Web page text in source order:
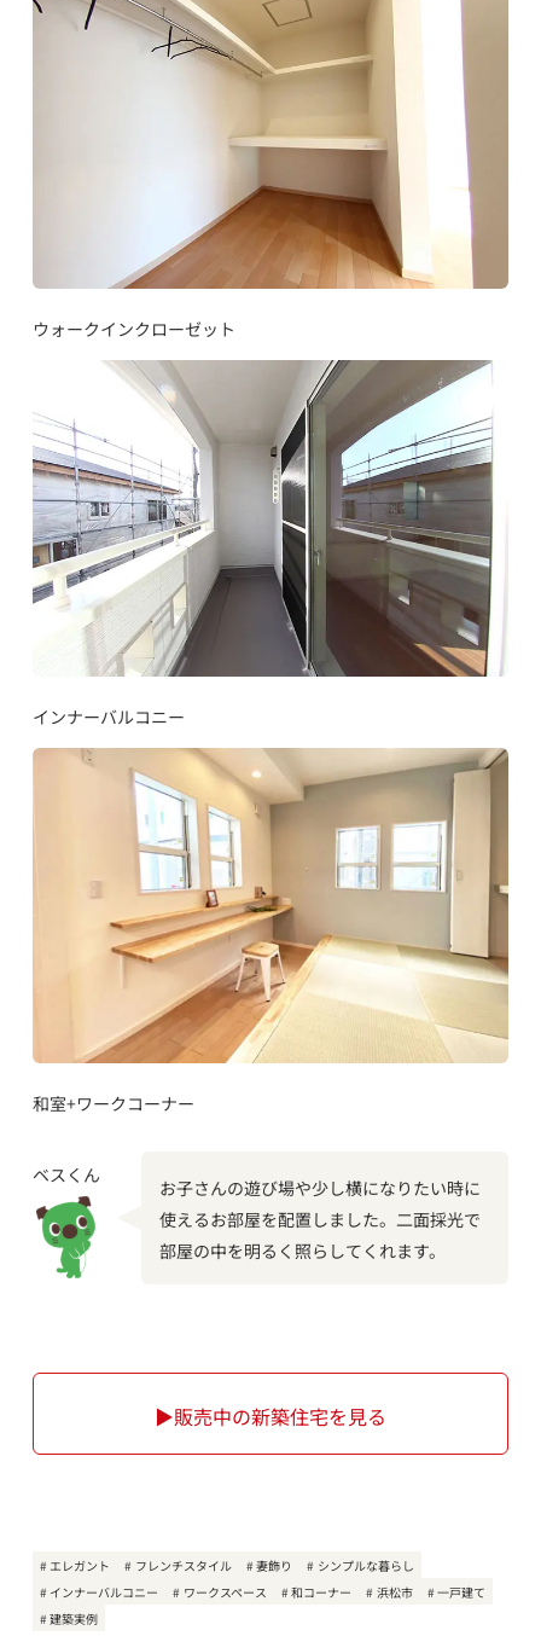
ウォークインクローゼット
インナーバルコニー
和室+ワークコーナー
ベスくん
お子さんの遊び場や少し横になりたい時に
使えるお部屋を配置しました。二面採光で
部屋の中を明るく照らしてくれます。
▶販売中の新築住宅を見る
エレガント フレンチスタイル 妻飾り
シンプルな暮らし
インナーバルコニー
ワークスペース 和コーナー 浜松市
一戸建て
建築実例